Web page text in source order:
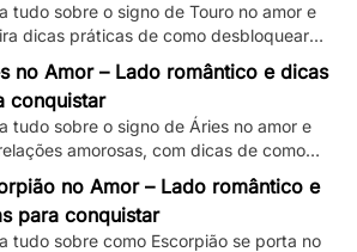
tudo sobre o signo de Touro no amor e
dicas práticas de como desbloquear
romântico!
no Amor – Lado romântico e dicas
conquistar
tudo sobre o signo de Áries no amor e
amorosas, com dicas de como
seu intenso e ardente lado
no Amor – Lado romântico e
para conquistar
tudo sobre como Escorpião se porta no